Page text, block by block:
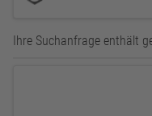
Ihre Suchanfrage enthält